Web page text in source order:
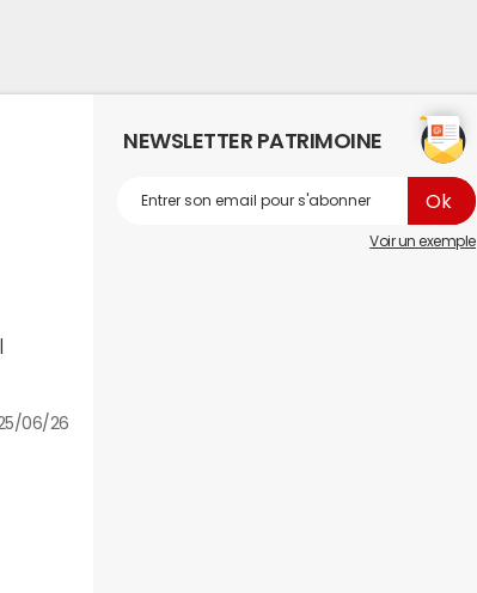
06/26
NEWSLETTER PATRIMOINE
Voir un exemple